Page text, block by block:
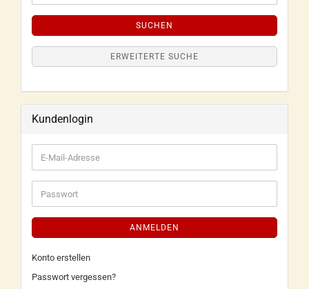
SUCHEN
ERWEITERTE SUCHE
Kundenlogin
ANMELDEN
Konto erstellen
Passwort vergessen?